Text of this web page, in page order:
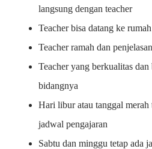
langsung dengan teacher
Teacher bisa datang ke rumah
Teacher ramah dan
Teacher yang berkualitas
bidangnya
Hari libur atau tanggal
jadwal pengajaran
Sabtu dan minggu tetap ada